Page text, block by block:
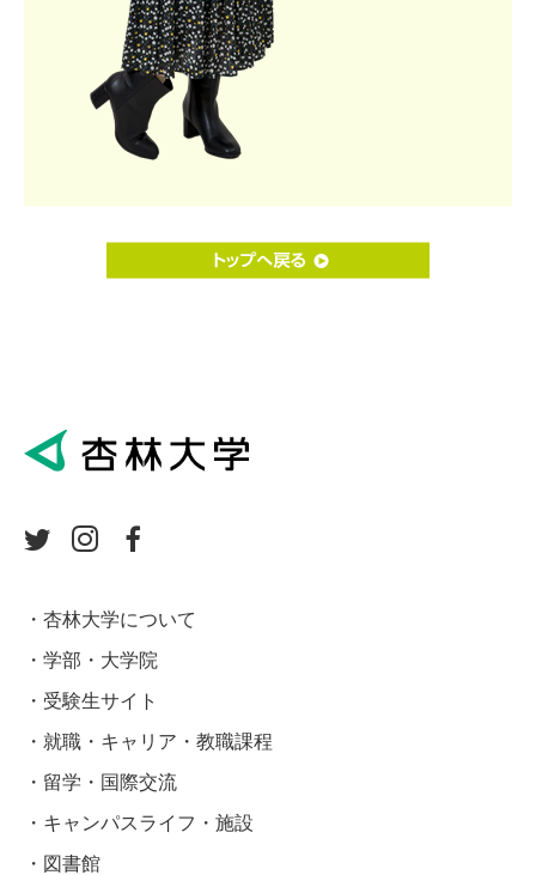
杏林大学について
学部・大学院
受験生サイト
就職・キャリア・教職課程
留学・国際交流
キャンパスライフ・施設
図書館